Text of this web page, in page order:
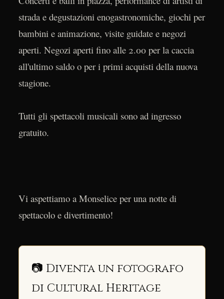
strada e degustazioni enogastronomiche, giochi per
bambini e animazione, visite guidate e negozi
aperti. Negozi aperti fino alle 2.00 per la caccia
all'ultimo saldo o per i primi acquisti della nuova
stagione.
Tutti gli spettacoli musicali sono ad ingresso
gratuito.
Vi aspettiamo a Monselice per una notte di
spettacolo e divertimento!
📷 Diventa un fotografo
di Cultural Heritage